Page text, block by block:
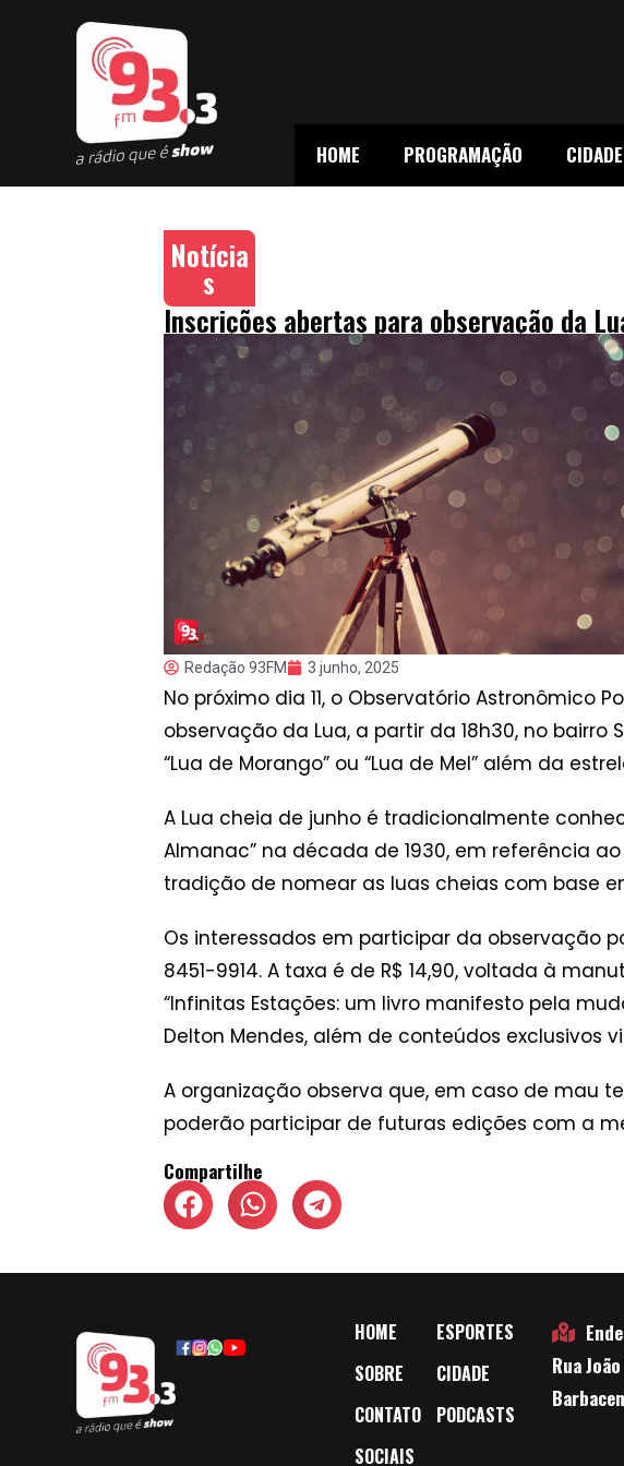
HOME PROGRAMAÇÃO CIDADE
Notícia
s
Inscrições abertas para observação da
Redação 93FM 3 junho, 2025
No próximo dia 11, o Observatório
observação da Lua, a partir da 18h30, no
“Lua de Morango” ou “Lua de Mel” além da
A Lua cheia de junho é tradicionalmente
Almanac” na década de 1930, em referência
tradição de nomear as luas cheias com base
Os interessados em participar da observação
8451-9914. A taxa é de R$ 14,90, voltada à
“Infinitas Estações: um livro manifesto pela
Delton Mendes, além de conteúdos exclusivos
A organização observa que, em caso de mau
poderão participar de futuras edições com a
Compartilhe
HOME
SOBRE
CONTATO
SOCIAIS
ESPORTES
CIDADE
PODCASTS
Rua